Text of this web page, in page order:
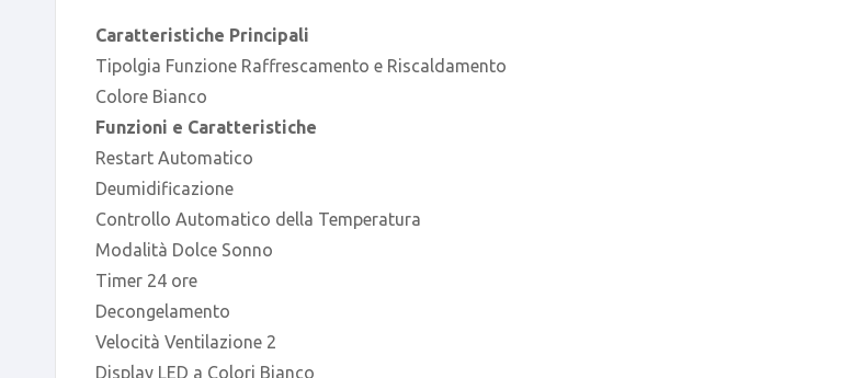
Caratteristiche Principali
Tipolgia Funzione Raffrescamento e Riscaldamento
Colore Bianco
Funzioni e Caratteristiche
Restart Automatico
Deumidificazione
Controllo Automatico della Temperatura
Modalità Dolce Sonno
Timer 24 ore
Decongelamento
Velocità Ventilazione 2
Display LED a Colori Bianco